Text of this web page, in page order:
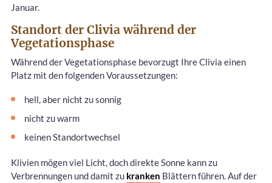
Januar.
Standort der Clivia während der
Vegetationsphase
Während der Vegetationsphase bevorzugt Ihre Clivia einen
Platz mit den folgenden Voraussetzungen:
hell, aber nicht zu sonnig
nicht zu warm
keinen Standortwechsel
Klivien mögen viel Licht, doch direkte Sonne kann zu
Verbrennungen und damit zu kranken Blättern führen. Auf der